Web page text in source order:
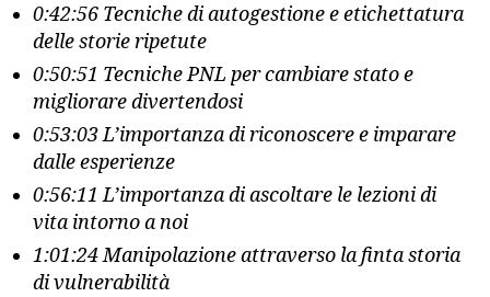
0:42:56 Tecniche di autogestione e etichettatura
delle storie ripetute
0:50:51 Tecniche PNL per cambiare stato e
migliorare divertendosi
0:53:03 L’importanza di riconoscere e imparare
dalle esperienze
0:56:11 L’importanza di ascoltare le lezioni di
vita intorno a noi
1:01:24 Manipolazione attraverso la finta storia
di vulnerabilità